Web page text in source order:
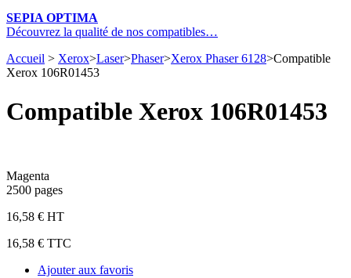
SEPIA OPTIMA
Découvrez la qualité de nos compatibles…
Accueil > Xerox>Laser>Phaser>Xerox Phaser 6128>Compatible
Xerox 106R01453
Compatible Xerox 106R01453
Magenta
2500 pages
16,58 € HT
16,58 € TTC
Ajouter aux favoris